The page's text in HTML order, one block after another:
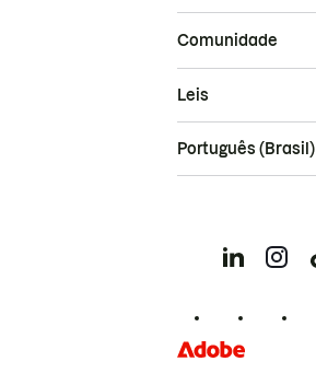
Comunidade
Leis
Português (Brasil)